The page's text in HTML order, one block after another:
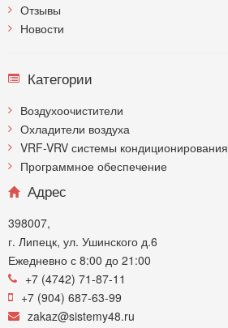
Отзывы
Новости
Категории
Воздухоочистители
Охладители воздуха
VRF-VRV системы кондиционирования
Программное обеспечение
Адрес
398007,
г. Липецк, ул. Ушинского д.6
Ежедневно с 8:00 до 21:00
+7 (4742) 71-87-11
+7 (904) 687-63-99
zakaz@sistemy48.ru